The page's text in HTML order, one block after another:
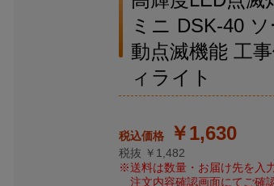
ミニ DSK-40
動点滅機能 工
ィライト
￥1,630
税抜 ￥1,482